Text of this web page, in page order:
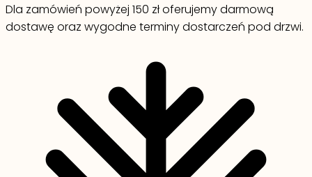
Dla zamówień powyżej 150 zł oferujemy darmową
dostawę oraz wygodne terminy dostarczeń pod drzwi.